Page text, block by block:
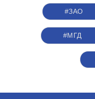
#ЗАО
#МГД